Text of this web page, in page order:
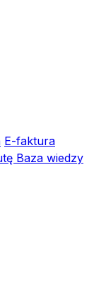
E-faktura
Baza wiedzy